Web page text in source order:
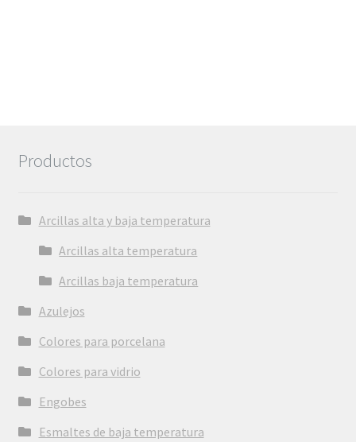
Productos
Arcillas alta y baja temperatura
Arcillas alta temperatura
Arcillas baja temperatura
Azulejos
Colores para porcelana
Colores para vidrio
Engobes
Esmaltes de baja temperatura